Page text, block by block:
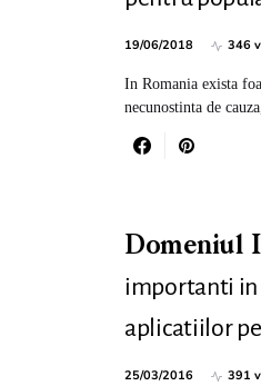
19/06/2018 346
In Romania exista
necunostinta de
Domeniul
importanti in
aplicatiilor
25/03/2016 391